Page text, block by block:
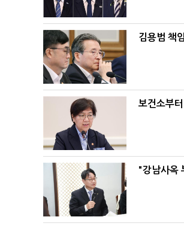
김용범 책
보건소부
"강남사옥